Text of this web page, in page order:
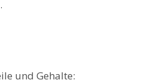
und Gehalte: